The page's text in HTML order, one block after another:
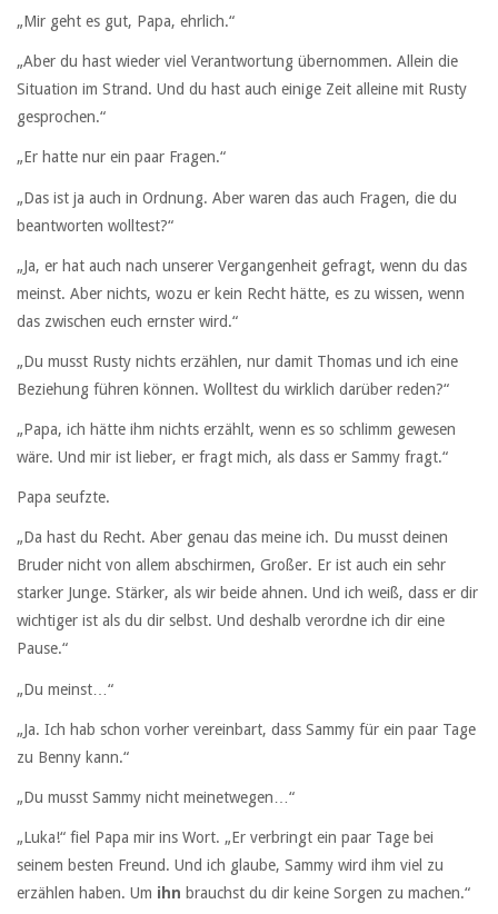
„Mir geht es gut, Papa, ehrlich.“
„Aber du hast wieder viel Verantwortung übernommen. Allein die
Situation im Strand. Und du hast auch einige Zeit alleine mit Rusty
gesprochen.“
„Er hatte nur ein paar Fragen.“
„Das ist ja auch in Ordnung. Aber waren das auch Fragen, die du
beantworten wolltest?“
„Ja, er hat auch nach unserer Vergangenheit gefragt, wenn du das
meinst. Aber nichts, wozu er kein Recht hätte, es zu wissen, wenn
das zwischen euch ernster wird.“
„Du musst Rusty nichts erzählen, nur damit Thomas und ich eine
Beziehung führen können. Wolltest du wirklich darüber reden?“
„Papa, ich hätte ihm nichts erzählt, wenn es so schlimm gewesen
wäre. Und mir ist lieber, er fragt mich, als dass er Sammy fragt.“
Papa seufzte.
„Da hast du Recht. Aber genau das meine ich. Du musst deinen
Bruder nicht von allem abschirmen, Großer. Er ist auch ein sehr
starker Junge. Stärker, als wir beide ahnen. Und ich weiß, dass er dir
wichtiger ist als du dir selbst. Und deshalb verordne ich dir eine
Pause.“
„Du meinst…“
„Ja. Ich hab schon vorher vereinbart, dass Sammy für ein paar Tage
zu Benny kann.“
„Du musst Sammy nicht meinetwegen…“
„Luka!“ fiel Papa mir ins Wort. „Er verbringt ein paar Tage bei
seinem besten Freund. Und ich glaube, Sammy wird ihm viel zu
erzählen haben. Um ihn brauchst du dir keine Sorgen zu machen.“